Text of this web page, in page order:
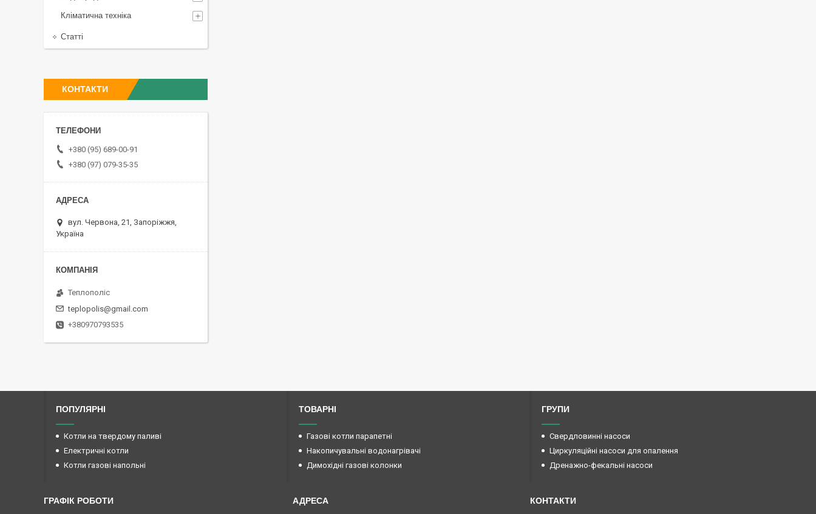
Кліматична техніка
Статті
КОНТАКТИ
+380 (95) 689-00-91
+380 (97) 079-35-35
вул. Червона, 21, Запоріжжя,
Україна
Теплополіс
teplopolis@gmail.com
+380970793535
ПОПУЛЯРНІ
Котли на твердому паливі
Електричні котли
Котли газові напольні
ТОВАРНІ
Газові котли парапетні
Накопичувальні водонагрівачі
Димохідні газові колонки
ГРУПИ
Свердловинні насоси
Циркуляційні насоси для опалення
Дренажно-фекальні насоси
ГРАФІК РОБОТИ